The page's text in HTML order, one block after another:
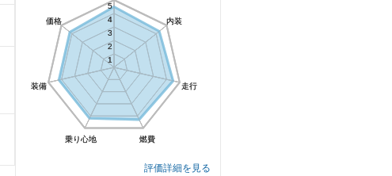
内装
走行
燃費
乗り心地
装備
価格
1
2
3
4
5
内装
走行
燃費
乗り心地
装備
価格
1
2
3
4
5
評価詳細を見る